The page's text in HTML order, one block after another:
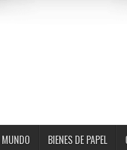
MUNDO BIENES DE PAPEL